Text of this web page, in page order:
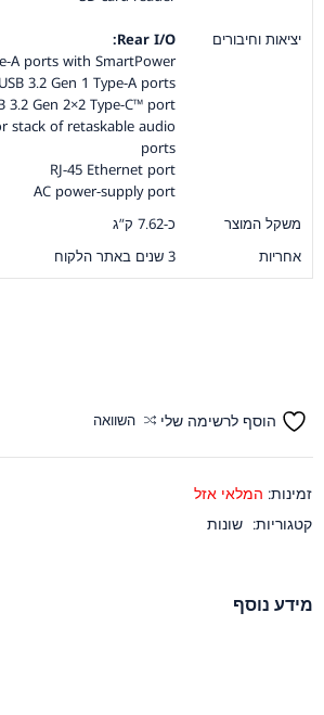
יציאות וחיבורים
Rear I/O:
A ports with SmartPower
3.2 Gen 1 Type-A ports
3.2 Gen 2×2 Type-C™ port
stack of retaskable audio
ports
RJ-45 Ethernet port
AC power-supply port
משקל המוצר
כ-7.62 ק”ג
אחריות
3 שנים באתר הלקוח
הוסף לרשימה שלי השוואה
זמינות: המלאי אזל
קטגוריות: שונות
מידע נוסף